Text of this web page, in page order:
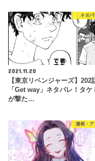
ネタバ
2021.11.20
【東京リベンジャーズ】202
「Get way」ネタバレ！タケ
が撃た…
漫画・ア